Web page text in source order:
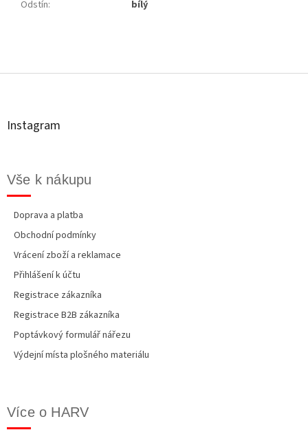
Odstín: bílý
á
Instagram
Vše k nákupu
Doprava a platba
Obchodní podmínky
Vrácení zboží a reklamace
Přihlášení k účtu
Registrace zákazníka
Registrace B2B zákazníka
Poptávkový formulář nářezu
Výdejní místa plošného materiálu
Více o HARV